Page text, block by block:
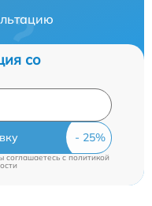
со
соглашаетесь cполитикой